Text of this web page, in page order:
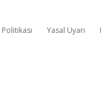
Yasal Uyarı